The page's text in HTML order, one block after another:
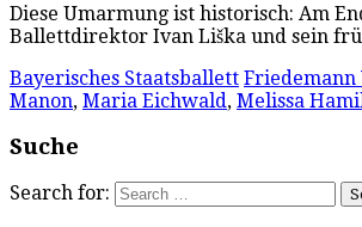
Diese Umarmung ist historisch: Am
Ballettdirektor Ivan Liška und sein
Bayerisches Staatsballett Friedemann
Manon, Maria Eichwald, Melissa
Suche
Search for: